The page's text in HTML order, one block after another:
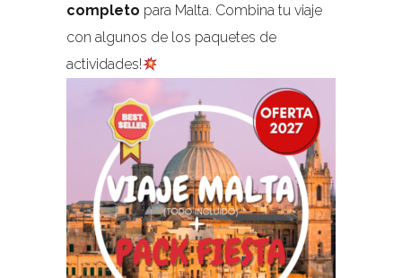
completo para Malta. Combina tu viaje
con algunos de los paquetes de
actividades!